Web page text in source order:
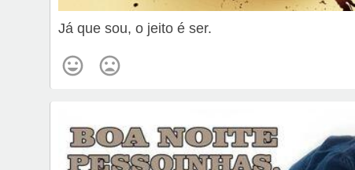
Já que sou, o jeito é ser.